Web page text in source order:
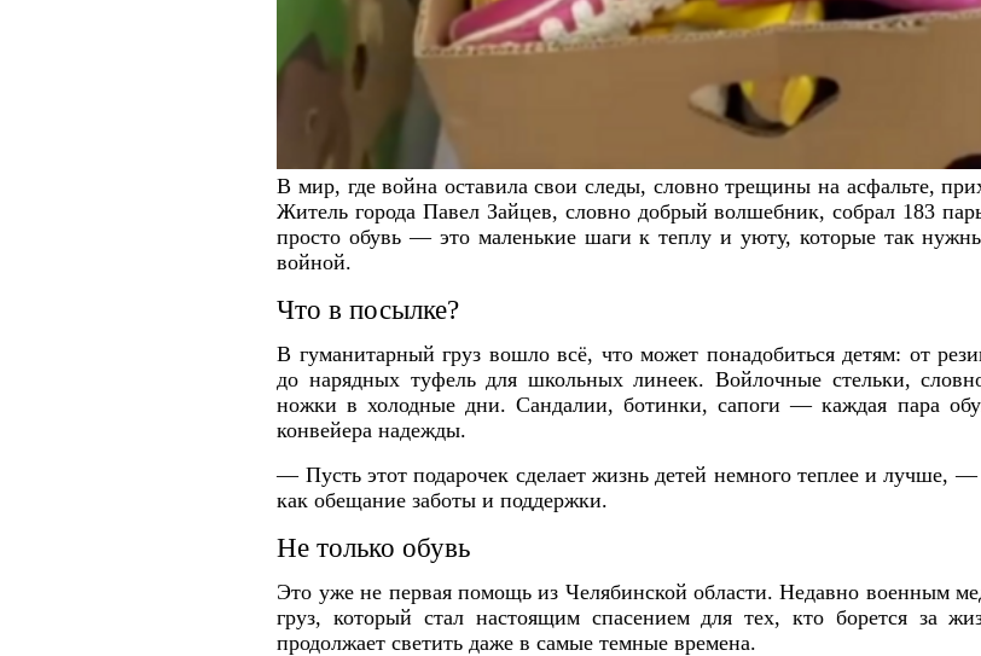
В мир, где война оставила свои следы, словно трещины на асфальте,
Житель города Павел Зайцев, словно добрый волшебник, собрал 183
просто обувь — это маленькие шаги к теплу и уюту, которые так
войной.
Что в посылке?
В гуманитарный груз вошло всё, что может понадобиться детям: от
до нарядных туфель для школьных линеек. Войлочные стельки,
ножки в холодные дни. Сандалии, ботинки, сапоги — каждая пара
конвейера надежды.
— Пусть этот подарочек сделает жизнь детей немного теплее и лучше, —
как обещание заботы и поддержки.
Не только обувь
Это уже не первая помощь из Челябинской области. Недавно военным
груз, который стал настоящим спасением для тех, кто борется за
продолжает светить даже в самые темные времена.